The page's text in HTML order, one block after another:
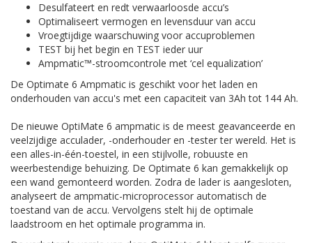
Desulfateert en redt verwaarloosde accu’s
Optimaliseert vermogen en levensduur van accu
Vroegtijdige waarschuwing voor accuproblemen
TEST bij het begin en TEST ieder uur
Ampmatic™-stroomcontrole met ‘cel equalization’
De Optimate 6 Ampmatic is geschikt voor het laden en
onderhouden van accu's met een capaciteit van 3Ah tot 144 Ah.
De nieuwe OptiMate 6 ampmatic is de meest geavanceerde en
veelzijdige acculader, -onderhouder en -tester ter wereld. Het is
een alles-in-één-toestel, in een stijlvolle, robuuste en
weerbestendige behuizing. De Optimate 6 kan gemakkelijk op
een wand gemonteerd worden. Zodra de lader is aangesloten,
analyseert de ampmatic-microprocessor automatisch de
toestand van de accu. Vervolgens stelt hij de optimale
laadstroom en het optimale programma in.